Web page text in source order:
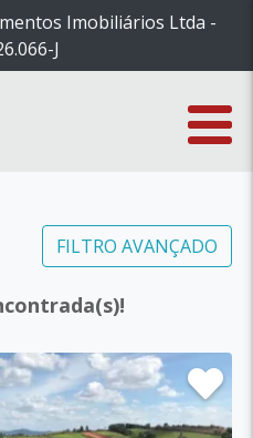
Imobiliários Ltda -
J
FILTRO AVANÇADO